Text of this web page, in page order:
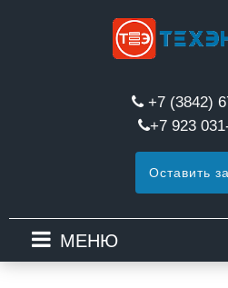
+7 (3842)
+7 923
Оставить
МЕНЮ